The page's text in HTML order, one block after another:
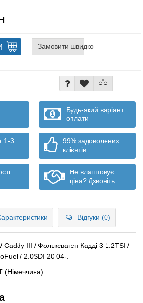
Замовити швидко
Будь-який варіант
оплати
1-3
99% задоволених
клієнтів
Не влаштовує
ціна? Дзвоніть
Відгуки (0)
Caddy III / Фольксваген Кадді 3 1.2TSI /
/ 2.0SDI 20 04-.
(Німеччина)